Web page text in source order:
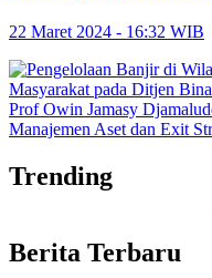
22 Maret 2024 - 16:32 WIB
Trending
Berita Terbaru